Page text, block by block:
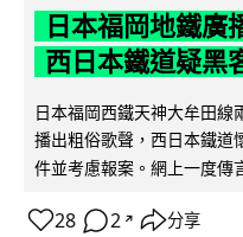
日本福岡地鐵廣
西日本鐵道疑黑
日本福岡西鐵天神大牟田
播出粗俗歌聲，西日本鐵道
件並考慮報案。網上一度傳
28 2 ↗ 分享